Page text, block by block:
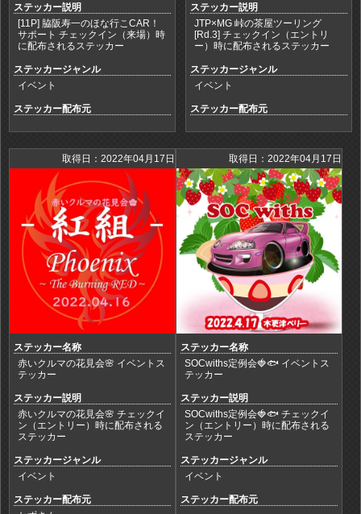
ステッカー説明
[11P] 脇阪寿一のほな行こCAR！
サポート チェックイン（来場）時
に配布されるステッカー
ステッカージャンル
イベント
ステッカー配布元
ステッカー説明
JTP×MG 峠の茶屋ツーリング
[Rd.3] チェックイン（エントリ
ー）時に配布されるステッカー
ステッカージャンル
イベント
ステッカー配布元
取得日：2022年04月17日
ステッカー名称
赤いクルマの花見会🌸 イベントス
テッカー
ステッカー説明
赤いクルマの花見会🌸 チェックイ
ン（エントリー）時に配布される
ステッカー
ステッカージャンル
イベント
ステッカー配布元
取得日：2022年04月17日
ステッカー名称
SOCwiths定例会🍓🐟 イベントス
テッカー
ステッカー説明
SOCwiths定例会🍓🐟 チェックイ
ン（エントリー）時に配布される
ステッカー
ステッカージャンル
イベント
ステッカー配布元